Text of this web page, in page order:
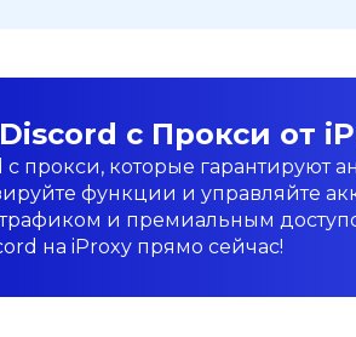
с Прокси от
прокси, которые гарантируют
функции и управляйте
и премиальным
на iProxy прямо сейчас!